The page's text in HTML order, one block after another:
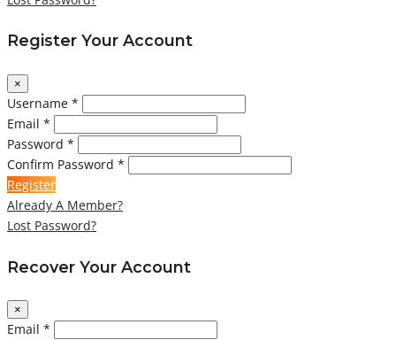
Register Your Account
×
Username *
Email *
Password *
Confirm Password *
Register
Already A Member?
Lost Password?
Recover Your Account
×
Email *